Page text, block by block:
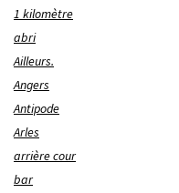
1 kilomètre
abri
Ailleurs.
Angers
Antipode
Arles
arrière cour
bar